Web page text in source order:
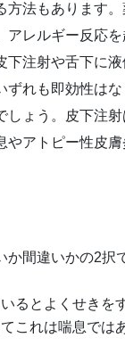
法もあります
レルギー反応
注射や舌下に
れも即効性は
しょう。皮下注
やアトピー性皮
間違いかの2択
るとよくせきを
これは喘息では